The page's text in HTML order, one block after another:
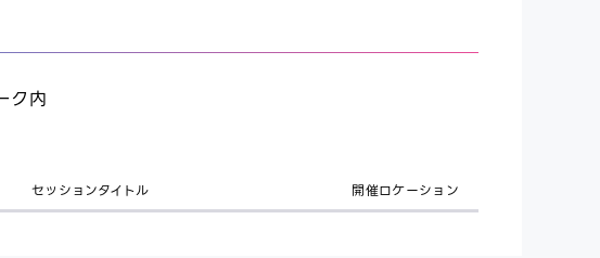
ク内
セッションタイトル 開催ロケーション